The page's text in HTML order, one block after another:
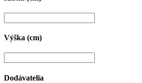
Výška (cm)
Dodávatelia